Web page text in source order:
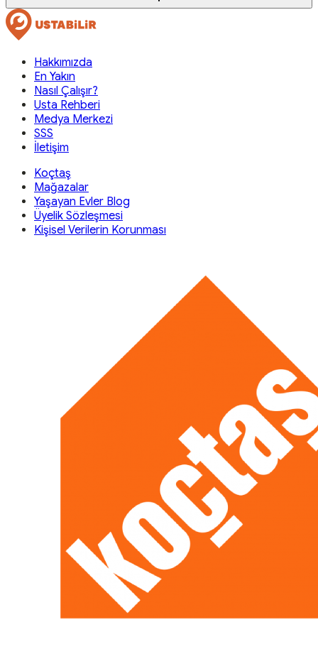
Hakkımızda
En Yakın
Nasıl Çalışır?
Usta Rehberi
Medya Merkezi
SSS
İletişim
Koçtaş
Mağazalar
Yaşayan Evler Blog
Üyelik Sözleşmesi
Kişisel Verilerin Korunması